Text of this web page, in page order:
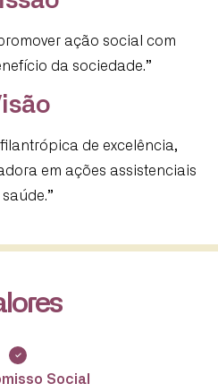
ação social com
da sociedade.”
de excelência,
em ações assistenciais
saúde.”
Social